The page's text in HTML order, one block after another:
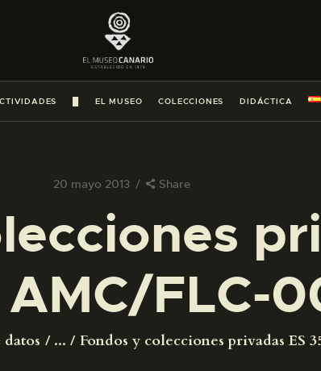
EL MUSEO COLECCIONES DIDÁCTICA
20 mayo 2013 Share
FLC-
datos ... Fondos y colecciones privadas ES
LA VISITA